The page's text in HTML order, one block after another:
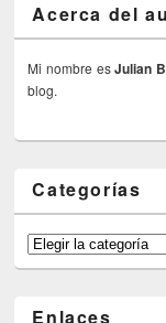
Acerca del
Mi nombre esJulian
blog.
Categorías
Categorías
Enlaces